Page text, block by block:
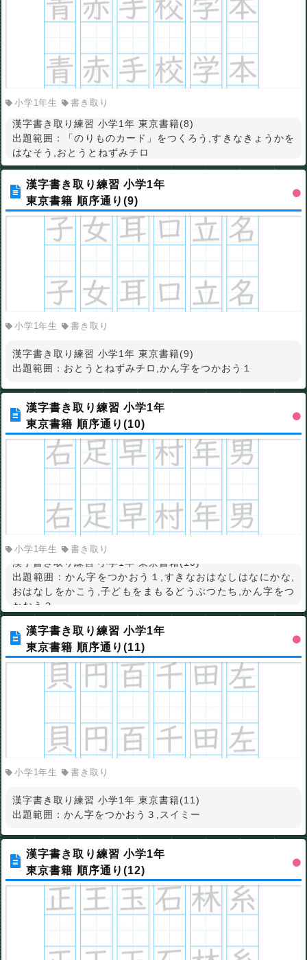
小学1年生 書き取り
漢字書き取り練習 小学1年 東京書籍(8)
出題範囲：「のりものカード」をつくろう,すきなきょうかを
はなそう,おとうとねずみチロ
漢字書き取り練習 小学1年
東京書籍 順序通り(9)
小学1年生 書き取り
漢字書き取り練習 小学1年 東京書籍(9)
出題範囲：おとうとねずみチロ,かん字をつかおう１
漢字書き取り練習 小学1年
東京書籍 順序通り(10)
小学1年生 書き取り
漢字書き取り練習 小学1年 東京書籍(10)
出題範囲：かん字をつかおう１,すきなおはなしはなにかな,
おはなしをかこう,子どもをまもるどうぶつたち,かん字をつ
かおう３
漢字書き取り練習 小学1年
東京書籍 順序通り(11)
小学1年生 書き取り
漢字書き取り練習 小学1年 東京書籍(11)
出題範囲：かん字をつかおう３,スイミー
漢字書き取り練習 小学1年
東京書籍 順序通り(12)